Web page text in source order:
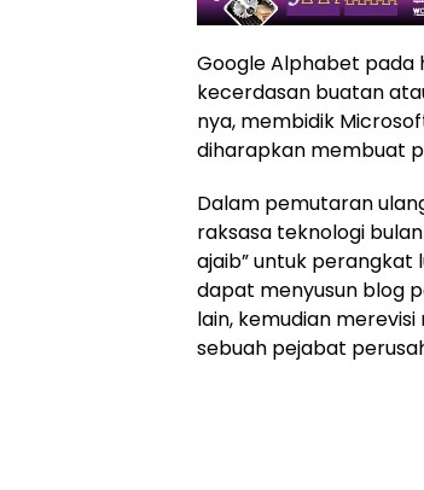
Google Alphabet pada
kecerdasan buatan
nya, membidik
diharapkan membuat
Dalam pemutaran
raksasa teknologi
ajaib” untuk perangkat
dapat menyusun blog
lain, kemudian
sebuah pejabat